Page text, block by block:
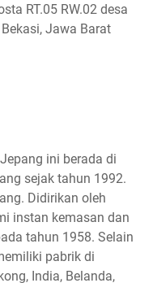
RT.05 RW.02 desa
Jawa Barat
ini berada di
sejak tahun 1992.
Didirikan oleh
instan kemasan dan
tahun 1958. Selain
pabrik di
India, Belanda,